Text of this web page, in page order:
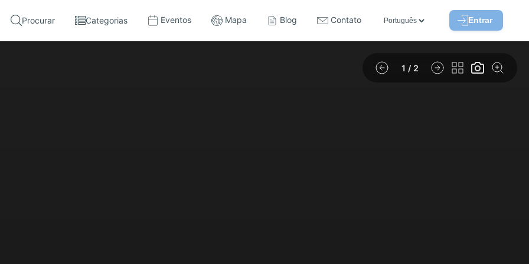
Procurar Categorias Eventos Mapa Blog Contato Entrar
1 / 2